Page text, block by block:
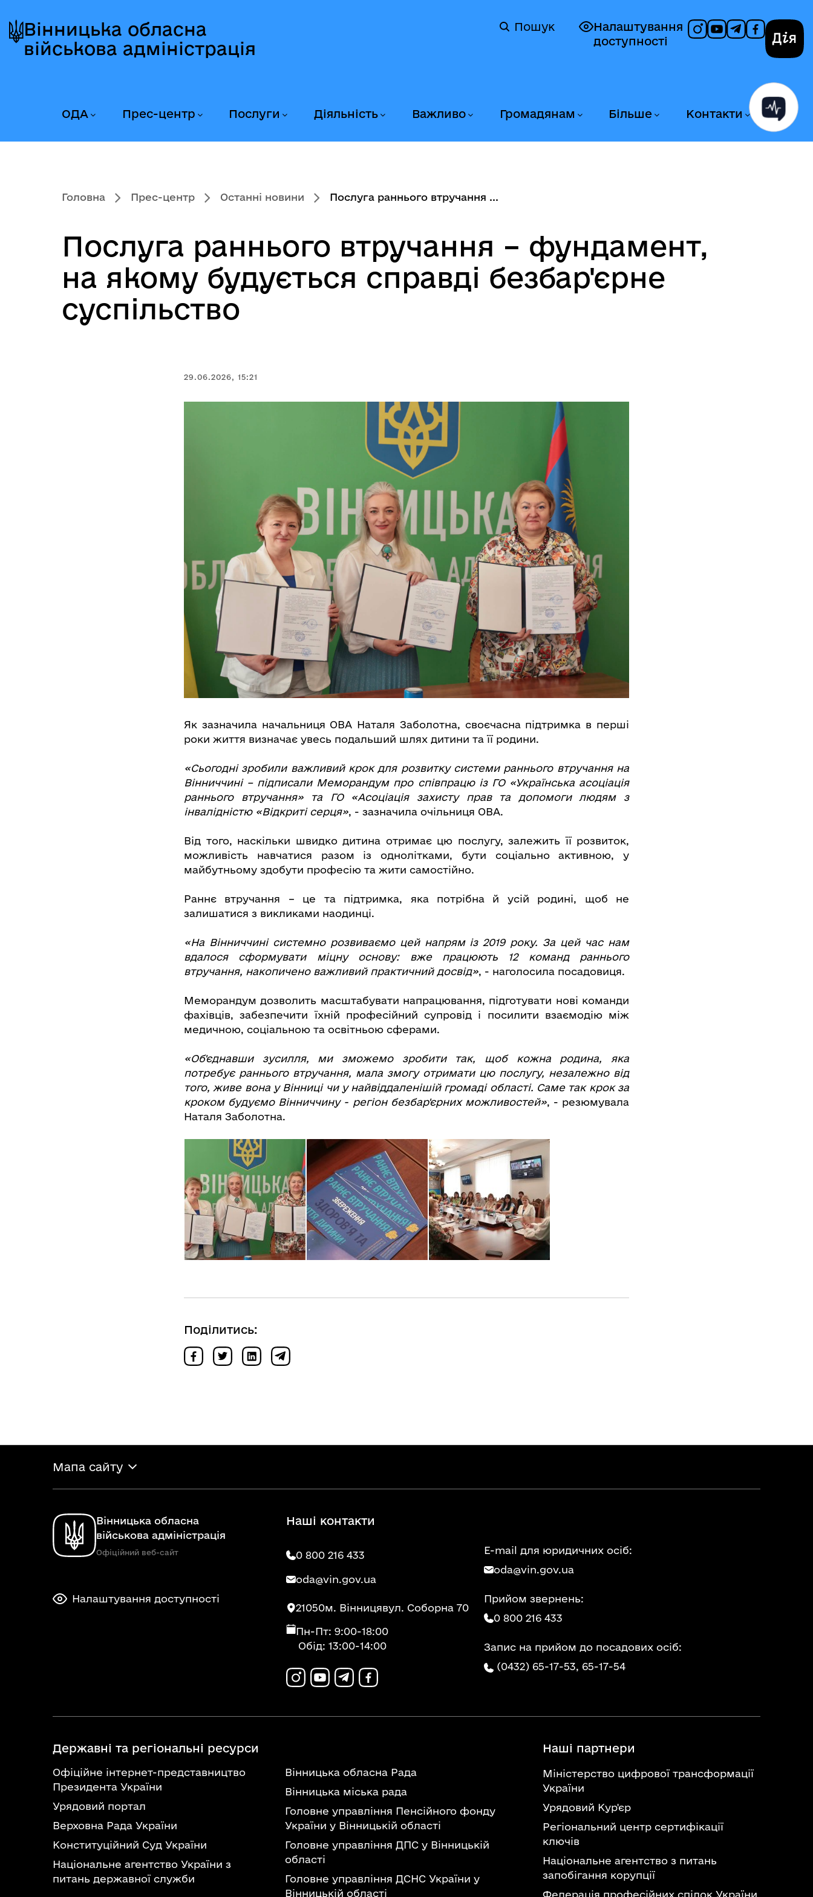
до
головного
до
головного
вмісту
до
головного
колонтитула
Вінницька обласна
військова адміністрація
Налаштування
доступності
Пошук
ОДА Прес-центр Послуги Діяльність Важливо Громадянам Більше Контакти
Головна Прес-центр Останні новини Послуга раннього втручання ...
Послуга раннього втручання – фундамент,
на якому будується справді безбар'єрне
суспільство
29.06.2026, 15:21
Як зазначила начальниця ОВА Наталя Заболотна, своєчасна підтримка в перші
роки життя визначає увесь подальший шлях дитини та її родини.
«Сьогодні зробили важливий крок для розвитку системи раннього втручання на
Вінниччині – підписали Меморандум про співпрацю із ГО «Українська асоціація
раннього втручання» та ГО «Асоціація захисту прав та допомоги людям з
інвалідністю «Відкриті серця», - зазначила очільниця ОВА.
Від того, наскільки швидко дитина отримає цю послугу, залежить її розвиток,
можливість навчатися разом із однолітками, бути соціально активною, у
майбутньому здобути професію та жити самостійно.
Раннє втручання – це та підтримка, яка потрібна й усій родині, щоб не
залишатися з викликами наодинці.
«На Вінниччині системно розвиваємо цей напрям із 2019 року. За цей час нам
вдалося сформувати міцну основу: вже працюють 12 команд раннього
втручання, накопичено важливий практичний досвід», - наголосила посадовиця.
Меморандум дозволить масштабувати напрацювання, підготувати нові команди
фахівців, забезпечити їхній професійний супровід і посилити взаємодію між
медичною, соціальною та освітньою сферами.
«Об'єднавши зусилля, ми зможемо зробити так, щоб кожна родина, яка
потребує раннього втручання, мала змогу отримати цю послугу, незалежно від
того, живе вона у Вінниці чи у найвіддаленішій громаді області. Саме так крок за
кроком будуємо Вінниччину - регіон безбар'єрних можливостей», - резюмувала
Наталя Заболотна.
Поділитись:
Мапа сайту
Вінницька обласна
військова адміністрація
Офіційний веб-сайт
Налаштування доступності
Наші контакти
0 800 216 433
oda@vin.gov.ua
21050м. Вінницявул. Соборна 70
Пн-Пт: 9:00-18:00
Обід: 13:00-14:00
E-mail для юридичних осіб:
oda@vin.gov.ua
Прийом звернень:
0 800 216 433
Запис на прийом до посадових осіб:
(0432) 65-17-53, 65-17-54
Державні та регіональні ресурси
Офіційне інтернет-представництво
Президента України
Урядовий портал
Верховна Рада України
Конституційний Суд України
Національне агентство України з
питань державної служби
Вінницька обласна Рада
Вінницька міська рада
Головне управління Пенсійного фонду
України у Вінницькій області
Головне управління ДПС у Вінницькій
області
Головне управління ДСНС України у
Вінницькій області
Наші партнери
Міністерство цифрової трансформації
України
Урядовий Кур'єр
Регіональний центр сертифікації
ключів
Національне агентство з питань
запобігання корупції
Федерація професійних спілок України